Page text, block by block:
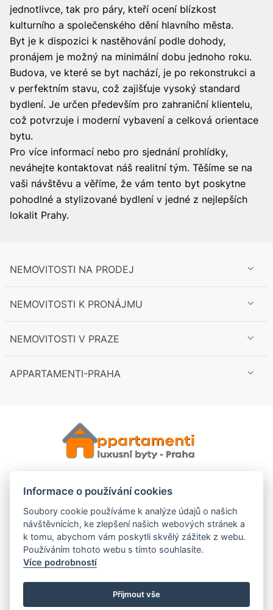
jednotlivce, tak pro páry, kteří ocení blízkost
kulturního a společenského dění hlavního města.
Byt je k dispozici k nastěhování podle dohody,
pronájem je možný na minimální dobu jednoho roku.
Budova, ve které se byt nachází, je po rekonstrukci a
v perfektním stavu, což zajišťuje vysoký standard
bydlení. Je určen především pro zahraniční klientelu,
což potvrzuje i moderní vybavení a celková orientace
bytu.
Pro více informací nebo pro sjednání prohlídky,
neváhejte kontaktovat náš realitní tým. Těšíme se na
vaši návštěvu a věříme, že vám tento byt poskytne
pohodlné a stylizované bydlení v jedné z nejlepších
lokalit Prahy.
NEMOVITOSTI NA PRODEJ
NEMOVITOSTI K PRONÁJMU
NEMOVITOSTI V PRAZE
APPARTAMENTI-PRAHA
Cookies
GDPR
Informace o používání cookies
Soubory cookie používáme k analýze údajů o našich
návštěvnících, ke zlepšení našich webových stránek a
k tomu, abychom vám poskytli skvělý zážitek z webu.
Používáním tohoto webu s tímto souhlasíte.
Více podrobností
Přijmout vše